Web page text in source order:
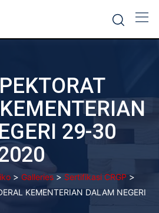
29-30
> Galleries>Sertifikasi CRGP >
KEMENTERIAN DALAM NEGERI